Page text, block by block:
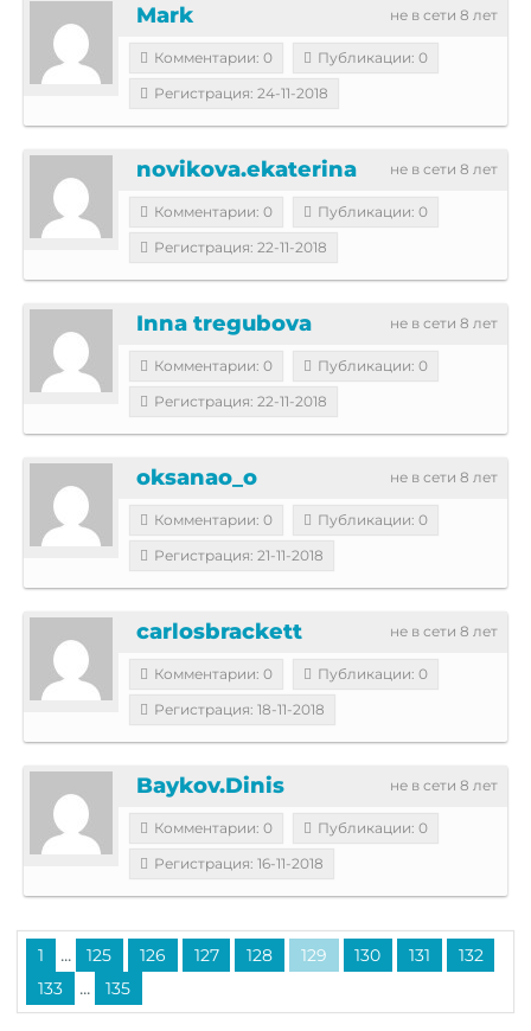
не в сети 8 лет
Mark
Комментарии: 0
Публикации: 0
Регистрация: 24-11-2018
не в сети 8 лет
novikova.ekaterina
Комментарии: 0
Публикации: 0
Регистрация: 22-11-2018
не в сети 8 лет
Inna tregubova
Комментарии: 0
Публикации: 0
Регистрация: 22-11-2018
не в сети 8 лет
oksanao_o
Комментарии: 0
Публикации: 0
Регистрация: 21-11-2018
не в сети 8 лет
carlosbrackett
Комментарии: 0
Публикации: 0
Регистрация: 18-11-2018
не в сети 8 лет
Baykov.Dinis
Комментарии: 0
Публикации: 0
Регистрация: 16-11-2018
1 ... 125 126 127 128 129 130 131
132
133
... 135